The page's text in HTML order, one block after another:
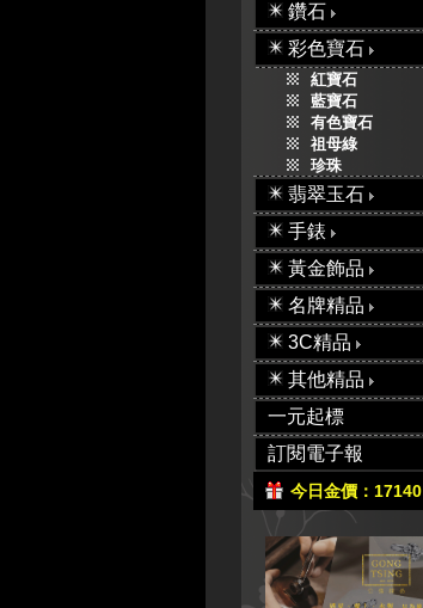
鑽石
彩色寶石
紅寶石
藍寶石
有色寶石
祖母綠
珍珠
翡翠玉石
手錶
黃金飾品
名牌精品
3C精品
其他精品
一元起標
訂閱電子報
今日金價：17140